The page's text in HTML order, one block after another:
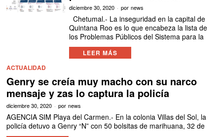
diciembre 30, 2020 por news
Chetumal.- La inseguridad en la capital de
Quintana Roo es lo que encabeza la lista de
los Problemas Públicos del Sistema para la
LEER MÁS
ACTUALIDAD
Genry se creía muy macho con su narco
mensaje y zas lo captura la policía
diciembre 30, 2020 por news
AGENCIA SIM Playa del Carmen.- En la colonia Villas del Sol, la
policía detuvo a Genry “N” con 50 bolsitas de marihuana, 32 de